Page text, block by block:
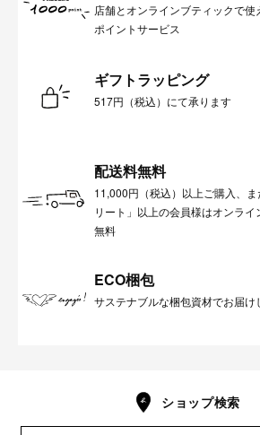
店舗とオンラインブティックで使
ポイントサービス
ギフトラッピング
517円（税込）にて承ります
配送料無料
11,000円（税込）以上ご購入、
リート」以上の会員様はオンラ
無料
ECO梱包
サステナブルな梱包資材でお届け
ショップ検索